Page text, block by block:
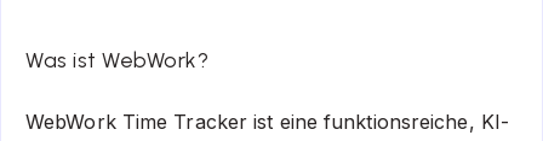
Was ist WebWork?
WebWork Time Tracker ist eine funktionsreiche, KI-